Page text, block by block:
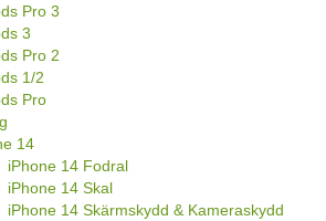
Pro 3
3
Pro 2
1/2
Pro
14
iPhone 14 Fodral
iPhone 14 Skal
iPhone 14 Skärmskydd & Kameraskydd